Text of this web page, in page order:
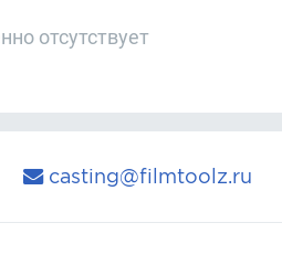
отсутствует
casting@filmtoolz.ru